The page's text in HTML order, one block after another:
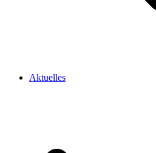
Aktuelles